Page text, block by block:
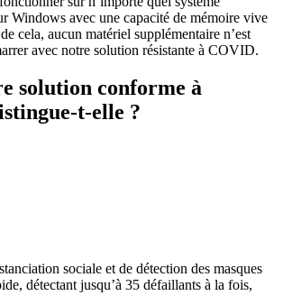
Windows avec une capacité de mémoire vive
cela, aucun matériel supplémentaire n’est
avec notre solution résistante à COVID.
solution conforme à
t-elle ?
sociale et de détection des masques
détectant jusqu’à 35 défaillants à la fois,